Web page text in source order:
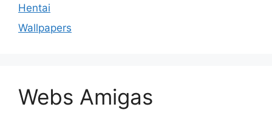
Hentai
Wallpapers
Webs Amigas